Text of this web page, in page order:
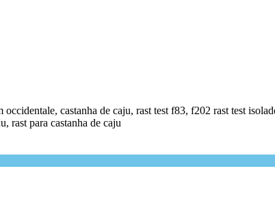
castanha de caju, rast test f83, f202 rast test
rast para castanha de caju